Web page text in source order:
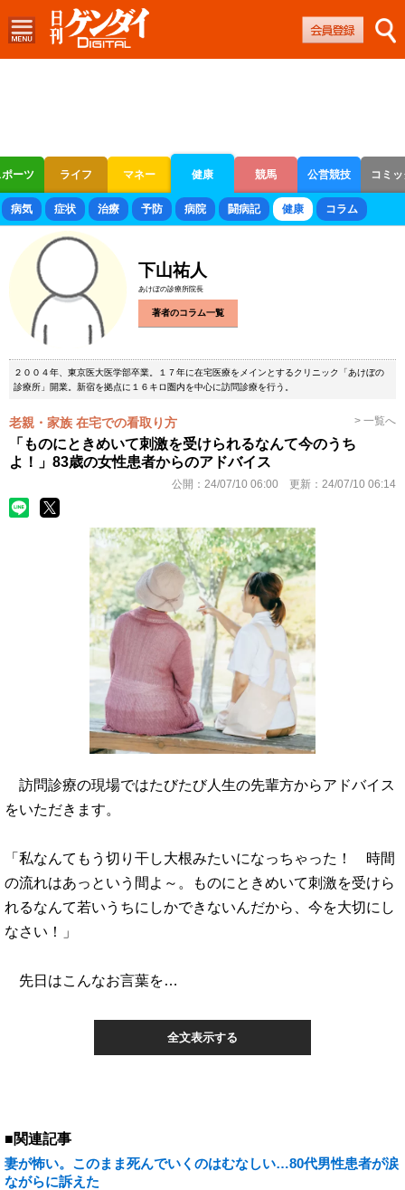
ーツ ライフ マネー 健康 競馬 公営競技 コミ
ボートレース 競輪 オートレース
病気 症状 治療 予防 病院 闘病記 健康 コラム
下山祐人
あけぼの診療所院長
著者のコラム一覧
２００４年、東京医大医学部卒業。１７年に在宅医療をメインとするクリニック「あけぼの
診療所」開業。新宿を拠点に１６キロ圏内を中心に訪問診療を行う。
老親・家族 在宅での看取り方 > 一覧へ
「ものにときめいて刺激を受けられるなんて今のうち
よ！」83歳の女性患者からのアドバイス
公開： 24/07/10 06:00 更新： 24/07/10 06:14
訪問診療の現場ではたびたび人生の先輩方からアドバイス
をいただきます。
「私なんてもう切り干し大根みたいになっちゃった！ 時間
の流れはあっという間よ～。ものにときめいて刺激を受けら
れるなんて若いうちにしかできないんだから、今を大切にし
なさい！」
先日はこんなお言葉を…
全文表示する
■関連記事
妻が怖い。このまま死んでいくのはむなしい…80代男性患者が涙
ながらに訴えた